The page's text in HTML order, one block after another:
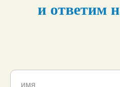
и ответим